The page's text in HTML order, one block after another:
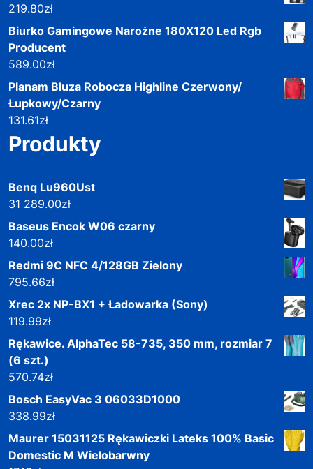
219.80zł
Biurko Gamingowe Narożne 180X120 Led Rgb
Producent
589.00zł
Planam Bluza Robocza Highline Czerwony/
Łupkowy/Czarny
131.61zł
Produkty
Benq Lu960Ust
31 289.00zł
Baseus Encok W06 czarny
140.00zł
Redmi 9C NFC 4/128GB Zielony
795.66zł
Xrec 2x NP-BX1 + Ładowarka (Sony)
119.99zł
Rękawice. AlphaTec 58-735, 350 mm, rozmiar 7
(6 szt.)
570.74zł
Bosch EasyVac 3 06033D1000
338.99zł
Maurer 15031125 Rękawiczki Lateks 100% Basic
Domestic M Wielobarwny